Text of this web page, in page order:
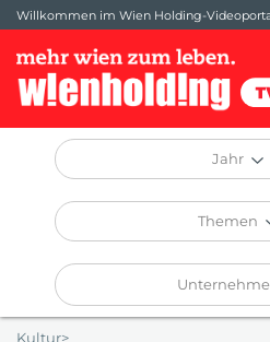
Willkommen im Wien Holding-
Jahr
Themen
Kultur>